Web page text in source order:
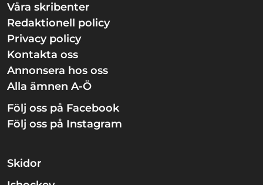
Våra skribenter
Redaktionell policy
Privacy policy
Kontakta oss
Annonsera hos oss
Alla ämnen A-Ö
Följ oss på Facebook
Följ oss på Instagram
Skidor